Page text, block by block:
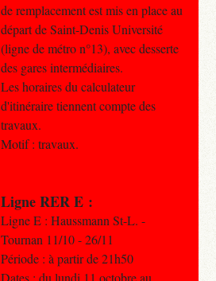
de remplacement est mis en place au
départ de Saint-Denis Université
(ligne de métro n°13), avec desserte
des gares intermédiaires.
Les horaires du calculateur
d'itinéraire tiennent compte des
travaux.
Motif : travaux.
Ligne RER E :
Ligne E : Haussmann St-L. -
Tournan 11/10 - 26/11
Période : à partir de 21h50
Dates : du lundi 11 octobre au